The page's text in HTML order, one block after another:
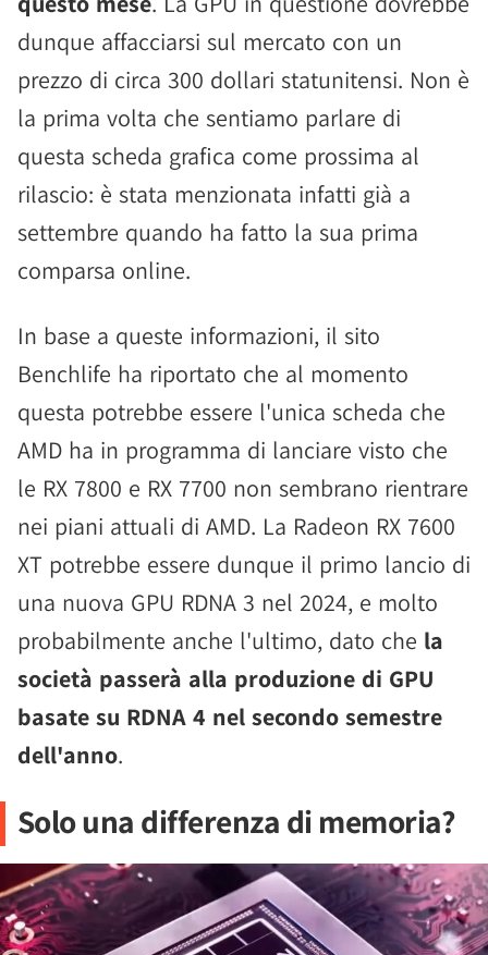
dunque affacciarsi sul mercato con un
prezzo di circa 300 dollari statunitensi. Non è
la prima volta che sentiamo parlare di
questa scheda grafica come prossima al
rilascio: è stata menzionata infatti già a
settembre quando ha fatto la sua prima
comparsa online.
In base a queste informazioni, il sito
Benchlife ha riportato che al momento
questa potrebbe essere l'unica scheda che
AMD ha in programma di lanciare visto che
le RX 7800 e RX 7700 non sembrano rientrare
nei piani attuali di AMD. La Radeon RX 7600
XT potrebbe essere dunque il primo lancio di
una nuova GPU RDNA 3 nel 2024, e molto
probabilmente anche l'ultimo, dato che la
società passerà alla produzione di GPU
basate su RDNA 4 nel secondo semestre
dell'anno.
Solo una differenza di memoria?